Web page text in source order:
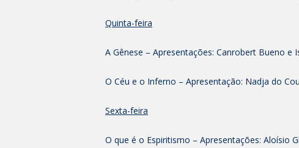
Quinta-feira
A Gênese – Apresentações: Canrobert Bueno e
O Céu e o Inferno – Apresentação: Nadja do
Sexta-feira
O que é o Espiritismo – Apresentações: Aloísio